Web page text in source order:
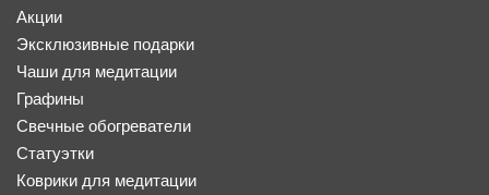
Акции
Эксклюзивные подарки
Чаши для медитации
Графины
Свечные обогреватели
Статуэтки
Коврики для медитации